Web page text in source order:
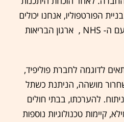
הפורטפוליו, אנחנו יכולים
לנסות לקשר חברה כזאת עם ה- ‭ , NHS‬ ארגון הבריאות
לדוגמה לחברת פוליפיד,
מושהה, הניתנת כשתל
להערכתו, בבתי חולים
קיימות טכנולוגיות נוספות